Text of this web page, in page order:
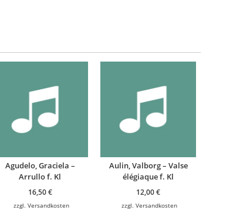
Agudelo, Graciela –
Arrullo f. Kl
16,50€
zzgl. Versandkosten
Aulin, Valborg – Valse
élégiaque f. Kl
12,00€
zzgl.Versandkosten